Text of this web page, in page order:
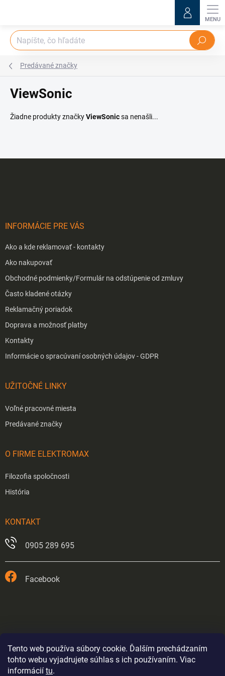
Tento web používa súbory cookie. Ďalším prechádzaním
tohto webu vyjadrujete súhlas s ich používaním. Viac
informácií tu.
Hľadať
Predávané značky
ViewSonic
Žiadne produkty značkyViewSonicsa nenašli...
INFORMÁCIE PRE VÁS
Ako a kde reklamovať - kontakty
Ako nakupovať
Obchodné podmienky/Formulár na odstúpenie od zmluvy
Často kladené otázky
Reklamačný poriadok
Doprava a možnosť platby
Kontakty
Informácie o spracúvaní osobných údajov - GDPR
UŽITOČNÉ LINKY
Voľné pracovné miesta
Predávané značky
O FIRME ELEKTROMAX
Filozofia spoločnosti
História
KONTAKT
0905 289 695
Facebook